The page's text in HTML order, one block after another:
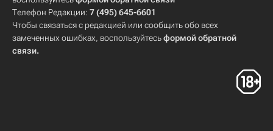
Телефон Редакции: 7 (495) 645-6601
Чтобы связаться с редакцией или сообщить обо всех
замеченных ошибках, воспользуйтесьформой обратной
связи.